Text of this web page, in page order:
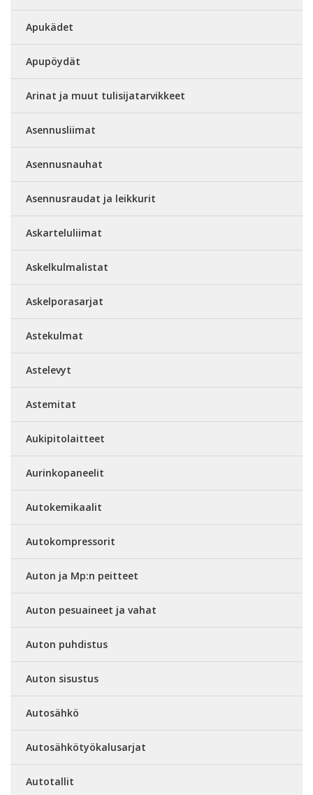
Apukädet
Apupöydät
Arinat ja muut tulisijatarvikkeet
Asennusliimat
Asennusnauhat
Asennusraudat ja leikkurit
Askarteluliimat
Askelkulmalistat
Askelporasarjat
Astekulmat
Astelevyt
Astemitat
Aukipitolaitteet
Aurinkopaneelit
Autokemikaalit
Autokompressorit
Auton ja Mp:n peitteet
Auton pesuaineet ja vahat
Auton puhdistus
Auton sisustus
Autosähkö
Autosähkötyökalusarjat
Autotallit